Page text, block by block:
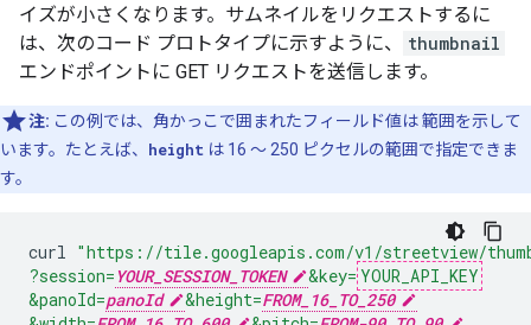
イズが小さくなります。サムネイルをリクエストするに
は、次のコード プロトタイプに示すように、
thumbnail
エンドポイントに GET リクエストを送信します。
注: この例では、角かっこで囲まれたフィールド値は 範囲を示して
います。たとえば、 height は 16 ～ 250 ピクセルの範囲で指定できま
す。
curl "https://tile.googleapis.com/v1/streetview/
?session= YOUR_SESSION_TOKEN &key= YOUR_API_KEY
&panoId=panoId &height=FROM_16_TO_250